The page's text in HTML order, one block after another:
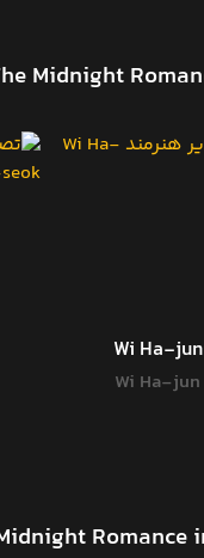
Wi Ha-jun
Wi Ha-jun